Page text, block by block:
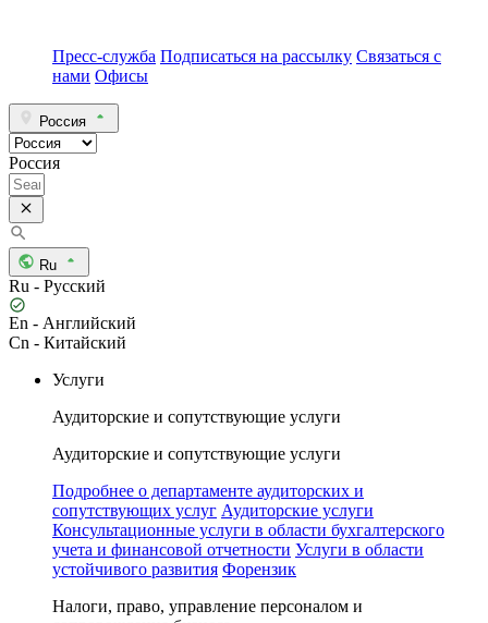
Пресс-служба Подписаться на рассылку Связаться с
нами Офисы
Россия
Россия
Ru
Ru - Русский
En - Английский
Cn - Китайский
Услуги
Аудиторские и сопутствующие услуги
Аудиторские и сопутствующие услуги
Подробнее о департаменте аудиторских и
сопутствующих услуг Аудиторские услуги
Консультационные услуги в области бухгалтерского
учета и финансовой отчетности Услуги в области
устойчивого развития Форензик
Налоги, право, управление персоналом и